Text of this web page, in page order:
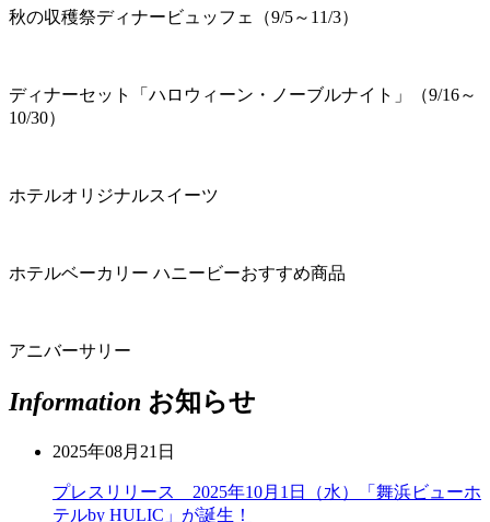
秋の収穫祭ディナービュッフェ（9/5～11/3）
ディナーセット「ハロウィーン・ノーブルナイト」（9/16～
10/30）
ホテルオリジナルスイーツ
ホテルベーカリー ハニービーおすすめ商品
アニバーサリー
Information お知らせ
2025年08月21日
プレスリリース 2025年10月1日（水）「舞浜ビューホ
テルby HULIC」が誕生！